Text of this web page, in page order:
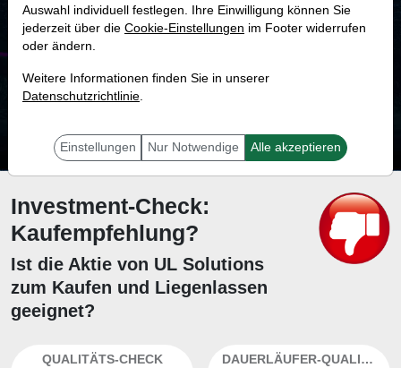
MONKEY-TRADER INDIKATOR
79.2 %
Mit 79.2 % Wahrscheinlichkeit wird selbst der unglücklichst agierende Trader
Investment-Check:
Kaufempfehlung?
Ist die Aktie von UL Solutions
zum Kaufen und Liegenlassen
geeignet?
QUALITÄTS-CHECK DAUERLÄUFER-QUALITÄTEN
Auswahl individuell festlegen. Ihre Einwilligung können Sie
jederzeit über die Cookie-Einstellungen im Footer widerrufen
oder ändern.
Weitere Informationen finden Sie in unserer
Datenschutzrichtlinie.
Einstellungen Nur Notwendige Alle akzeptieren